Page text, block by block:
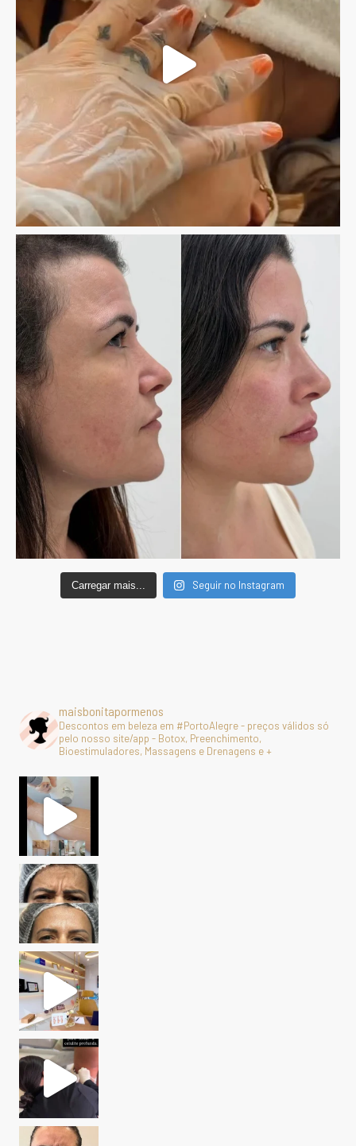
Carregar mais... Seguir no Instagram
maisbonitapormenos
Descontos em beleza em #PortoAlegre - preços válidos só
pelo nosso site/app - Botox, Preenchimento,
Bioestimuladores, Massagens e Drenagens e +